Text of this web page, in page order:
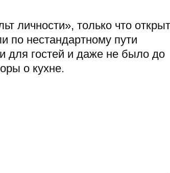
личности», только что
по нестандартному пути
для гостей и даже не было до
о кухне.